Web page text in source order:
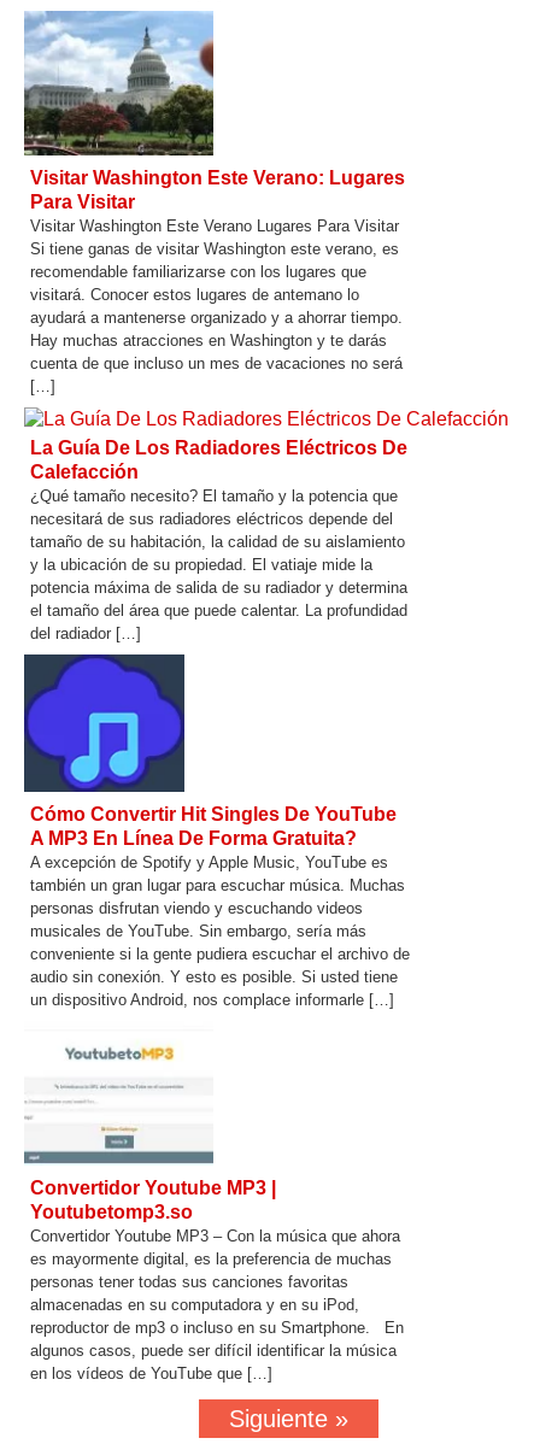
Visitar Washington Este Verano: Lugares
Para Visitar
Visitar Washington Este Verano Lugares Para Visitar
Si tiene ganas de visitar Washington este verano, es
recomendable familiarizarse con los lugares que
visitará. Conocer estos lugares de antemano lo
ayudará a mantenerse organizado y a ahorrar tiempo.
Hay muchas atracciones en Washington y te darás
cuenta de que incluso un mes de vacaciones no será
[…]
La Guía De Los Radiadores Eléctricos De
Calefacción
¿Qué tamaño necesito? El tamaño y la potencia que
necesitará de sus radiadores eléctricos depende del
tamaño de su habitación, la calidad de su aislamiento
y la ubicación de su propiedad. El vatiaje mide la
potencia máxima de salida de su radiador y determina
el tamaño del área que puede calentar. La profundidad
del radiador […]
Cómo Convertir Hit Singles De YouTube
A MP3 En Línea De Forma Gratuita?
A excepción de Spotify y Apple Music, YouTube es
también un gran lugar para escuchar música. Muchas
personas disfrutan viendo y escuchando videos
musicales de YouTube. Sin embargo, sería más
conveniente si la gente pudiera escuchar el archivo de
audio sin conexión. Y esto es posible. Si usted tiene
un dispositivo Android, nos complace informarle […]
Convertidor Youtube MP3 |
Youtubetomp3.so
Convertidor Youtube MP3 – Con la música que ahora
es mayormente digital, es la preferencia de muchas
personas tener todas sus canciones favoritas
almacenadas en su computadora y en su iPod,
reproductor de mp3 o incluso en su Smartphone. En
algunos casos, puede ser difícil identificar la música
en los vídeos de YouTube que […]
Siguiente »